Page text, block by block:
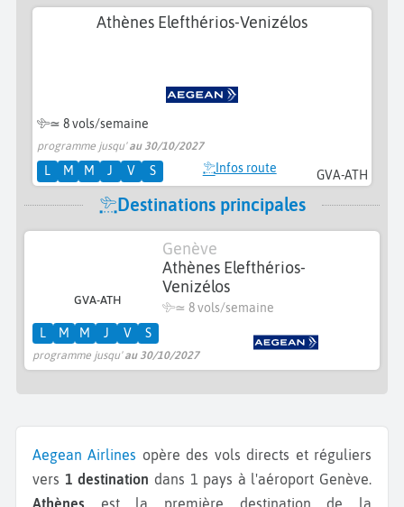
GVA-ATH
Athènes Elefthérios-Venizélos
≃ 8 vols/semaine
programme jusqu'au 30/10/2027
L M M J V S Infos route
Destinations principales
GVA-ATH
Genève
Athènes Elefthérios-
Venizélos
≃ 8 vols/semaine
programme jusqu'au 30/10/2027
L M M J V S
Aegean Airlines opère des vols directs et réguliers
vers 1 destination dans 1 pays à l'aéroport Genève.